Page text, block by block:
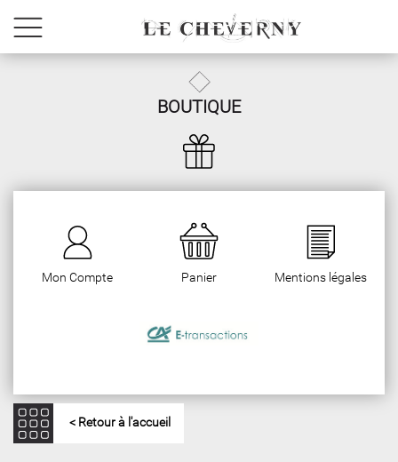
BOUTIQUE
Mon Compte Panier Mentions légales
< Retour à l'accueil